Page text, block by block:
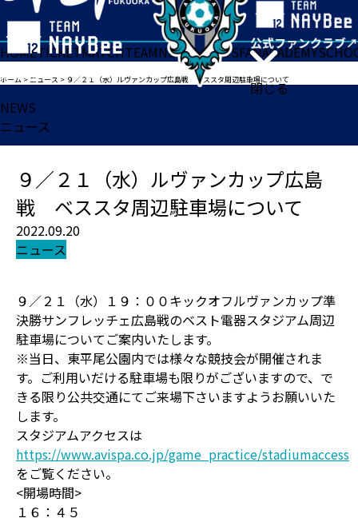
閉じる
HOMETICKETMATCHTEAMNEWSGOODSFANACADEMY
ホーム >ニュース > ９／２１（水）ルヴァンカップ広島戦 ベススタ周辺駐車場について
NEWS
ニュース
９／２１（水）ルヴァンカップ広島
戦 ベススタ周辺駐車場について
2022.09.20
ニュース
９／２１（水）１９：００キックオフルヴァンカップ準
決勝サンフレッチェ広島戦のベスト電器スタジアム周辺
駐車場についてご案内いたします。
※当日、東平尾公園内では様々な競技会が開催されま
す。ご利用いだける駐車場も限りがございますので、で
きる限り公共交通にてご来場下さいますようお願いいた
します。
スタジアムアクセスは
https://www.avispa.co.jp/game_practice/stadiumaccess
をご覧ください。
<開場時間>
１６：４５